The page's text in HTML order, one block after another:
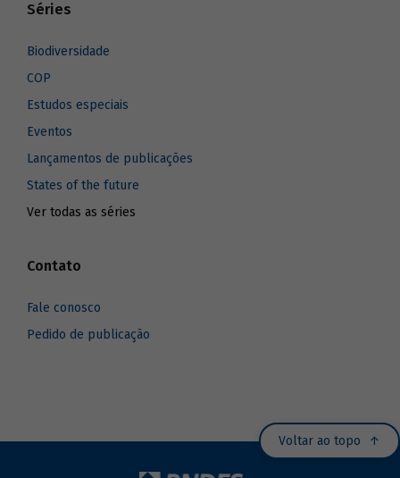
Séries
Biodiversidade
COP
Estudos especiais
Eventos
Lançamentos de publicações
States of the future
Ver todas as séries
Contato
Fale conosco
Pedido de publicação
Voltar ao topo